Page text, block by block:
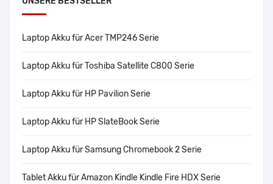
Laptop Akku für Acer TMP246 Serie
Laptop Akku für Toshiba Satellite C800 Serie
Laptop Akku für HP Pavilion Serie
Laptop Akku für HP SlateBook Serie
Laptop Akku für Samsung Chromebook 2 Serie
Tablet Akku für Amazon Kindle Kindle Fire HDX Serie